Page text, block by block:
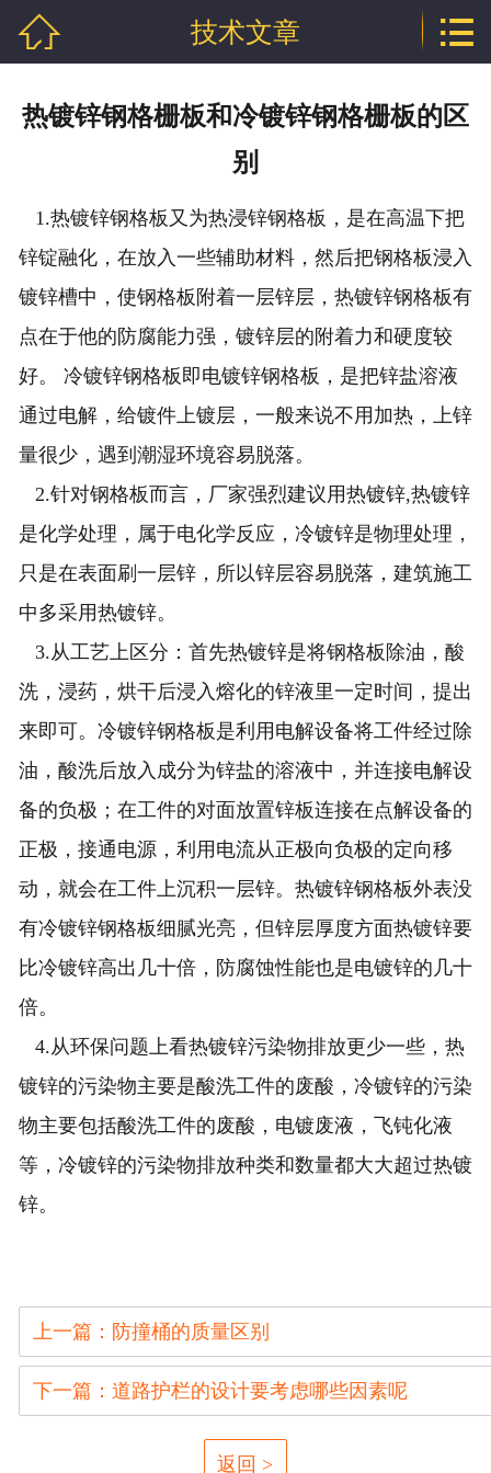
技术文章
企业资质
 技术文章 
热镀锌钢格栅板和冷镀锌钢格栅板的区
别
1.热镀锌钢格板又为热浸锌钢格板，是在高温下把
锌锭融化，在放入一些辅助材料，然后把钢格板浸入
镀锌槽中，使钢格板附着一层锌层，热镀锌钢格板有
点在于他的防腐能力强，镀锌层的附着力和硬度较
好。 冷镀锌钢格板即电镀锌钢格板，是把锌盐溶液
通过电解，给镀件上镀层，一般来说不用加热，上锌
量很少，遇到潮湿环境容易脱落。
2.针对钢格板而言，厂家强烈建议用热镀锌,热镀锌
是化学处理，属于电化学反应，冷镀锌是物理处理，
只是在表面刷一层锌，所以锌层容易脱落，建筑施工
中多采用热镀锌。
3.从工艺上区分：首先热镀锌是将钢格板除油，酸
洗，浸药，烘干后浸入熔化的锌液里一定时间，提出
来即可。冷镀锌钢格板是利用电解设备将工件经过除
油，酸洗后放入成分为锌盐的溶液中，并连接电解设
备的负极；在工件的对面放置锌板连接在点解设备的
正极，接通电源，利用电流从正极向负极的定向移
动，就会在工件上沉积一层锌。热镀锌钢格板外表没
有冷镀锌钢格板细腻光亮，但锌层厚度方面热镀锌要
比冷镀锌高出几十倍，防腐蚀性能也是电镀锌的几十
倍。
4.从环保问题上看热镀锌污染物排放更少一些，热
镀锌的污染物主要是酸洗工件的废酸，冷镀锌的污染
物主要包括酸洗工件的废酸，电镀废液，飞钝化液
等，冷镀锌的污染物排放种类和数量都大大超过热镀
锌。
上一篇：防撞桶的质量区别
下一篇：道路护栏的设计要考虑哪些因素呢
返回 >